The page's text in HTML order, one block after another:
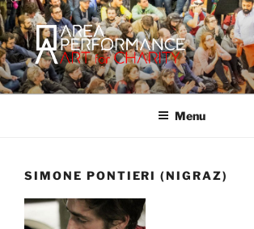
Salta
al
contenuto
AREA
Sito ufficiale della Onlus Area Performance.
Menu
SIMONE PONTIERI (NIGRAZ)